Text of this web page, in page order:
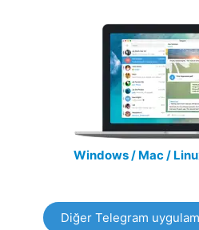
Windows / Mac /
Diğer Telegram